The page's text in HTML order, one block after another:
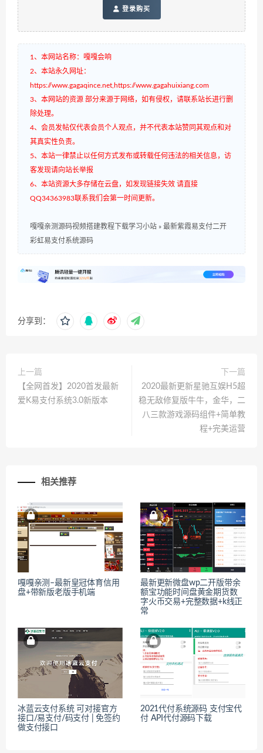
登录购买
1、本网站名称：嘎嘎会响
2、本站永久网址：
https://www.gagaqince.net,https://www.gagahuixiang.com
3、本网站的资源 部分来源于网络，如有侵权，请联系站长进行删
除处理。
4、会员发帖仅代表会员个人观点，并不代表本站赞同其观点和对
其真实性负责。
5、本站一律禁止以任何方式发布或转载任何违法的相关信息，访
客发现请向站长举报
6、本站资源大多存储在云盘，如发现链接失效 请直接
QQ34363983联系我们会第一时间更新。
嘎嘎亲测源码视频搭建教程下载学习小站 » 最新紫霞易支付二开
彩虹易支付系统源码
分享到：
上一篇
【全网首发】2020首发最新
爱K易支付系统3.0新版本
下一篇
2020最新更新星驰互娱H5超
稳无敌修复版牛牛，金华，二
八三款游戏源码组件+简单教
程+完美运营
相关推荐
嘎嘎亲测–最新皇冠体育信用
盘+带新版老版手机端
最新更新微盘wp二开版带余
额宝功能时间盘黄金期货数
字火币交易+完整数据+k线正
常
冰蓝云支付系统 可对接官方
接口/易支付/码支付 | 免签约
做支付接口
2021代付系统源码 支付宝代
付 API代付源码下载